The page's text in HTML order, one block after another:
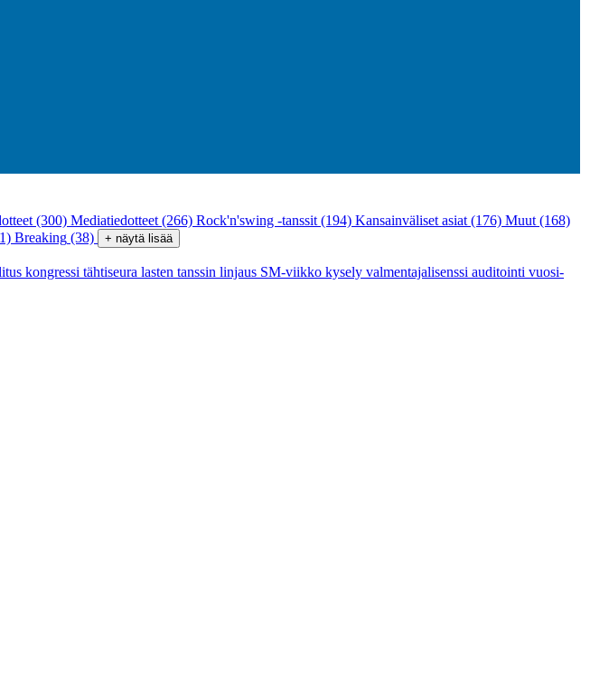
(300) Mediatiedotteet (266) Rock'n'swing -tanssit (194) Kansainväliset asiat (176) Muut (168)
Breaking (38) + näytä lisää
kongressi tähtiseura lasten tanssin linjaus SM-viikko kysely valmentajalisenssi auditointi vuosi-